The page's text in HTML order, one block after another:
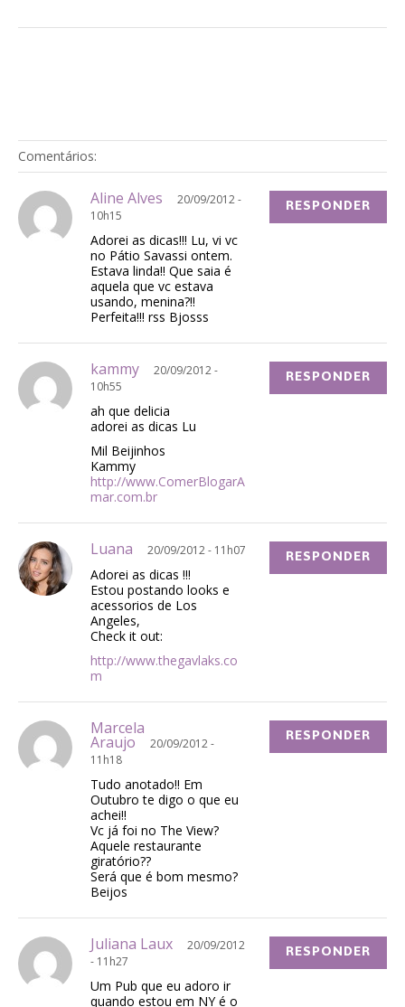
Comentários:
Aline Alves
20/09/2012 -
10h15
Adorei as dicas!!! Lu, vi vc
no Pátio Savassi ontem.
Estava linda!! Que saia é
aquela que vc estava
usando, menina?!!
Perfeita!!! rss Bjosss
RESPONDER
kammy
20/09/2012 -
10h55
ah que delicia
adorei as dicas Lu
Mil Beijinhos
Kammy
http://www.ComerBlogarA
mar.com.br
RESPONDER
Luana 20/09/2012 - 11h07
Adorei as dicas !!!
Estou postando looks e
acessorios de Los
Angeles,
Check it out:
http://www.thegavlaks.co
m
RESPONDER
Marcela
Araujo
20/09/2012 -
11h18
Tudo anotado!! Em
Outubro te digo o que eu
achei!!
Vc já foi no The View?
Aquele restaurante
giratório??
Será que é bom mesmo?
Beijos
RESPONDER
Juliana Laux
20/09/2012
- 11h27
Um Pub que eu adoro ir
quando estou em NY é o
RESPONDER